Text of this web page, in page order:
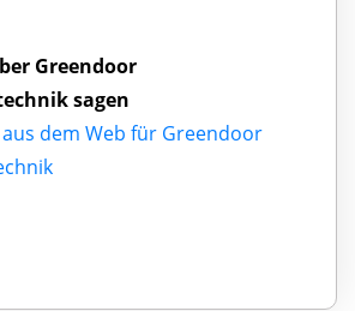
Greendoor
sagen
dem Web für Greendoor